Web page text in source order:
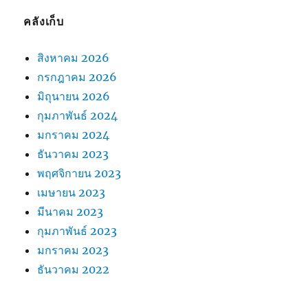
คลังเก็บ
สิงหาคม 2026
กรกฎาคม 2026
มิถุนายน 2026
กุมภาพันธ์ 2024
มกราคม 2024
ธันวาคม 2023
พฤศจิกายน 2023
เมษายน 2023
มีนาคม 2023
กุมภาพันธ์ 2023
มกราคม 2023
ธันวาคม 2022